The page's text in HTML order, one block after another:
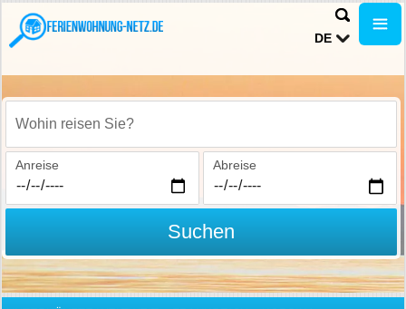
DE
Wohin reisen Sie?
Anreise Abreise
Suchen